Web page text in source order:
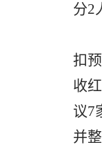
分2
扣
收
议7
并